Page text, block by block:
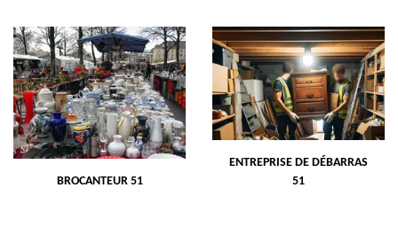
BROCANTEUR 51
ENTREPRISE DE DÉBARRAS
51